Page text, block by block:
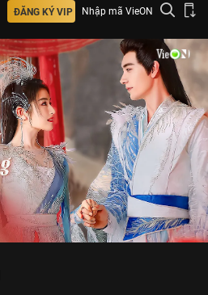
ĐĂNG KÝ VIP Nhập mã VieON